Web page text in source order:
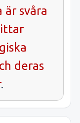
svåra
deras
.